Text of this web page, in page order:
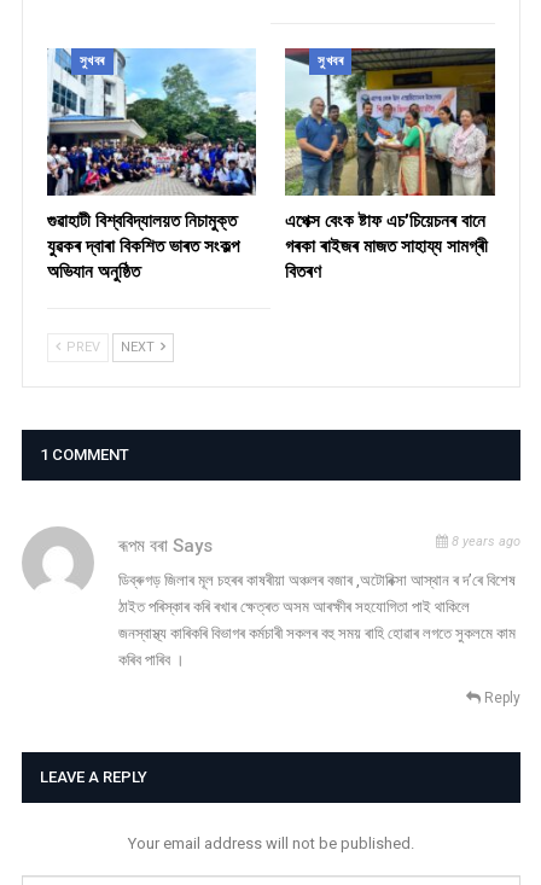
সুখবৰ
গুৱাহাটী বিশ্ববিদ্যালয়ত নিচামুক্ত
যুৱকৰ দ্বাৰা বিকশিত ভাৰত সংকল্প
অভিযান অনুষ্ঠিত
সুখবৰ
​এপেক্স বেংক ষ্টাফ এচ’চিয়েচনৰ বানে
গৰকা ৰাইজৰ মাজত সাহায্য সামগ্ৰী
বিতৰণ ​
PREV NEXT
1 COMMENT
ৰূপম বৰা Says 8 years ago
ডিব্ৰুগড় জিলাৰ মূল চহৰৰ কাষৰীয়া অঞ্চলৰ বজাৰ ,অটোৰিক্সা আস্থান ৰ দ’ৰে বিশেষ
ঠাইত পৰিস্কাৰ কৰি ৰখাৰ ক্ষেত্ৰত অসম আৰক্ষীৰ সহযোগিতা পাই থাকিলে
জনস্বাস্থ্য কাৰিকৰি বিভাগৰ কৰ্মচাৰী সকলৰ বহু সময় ৰাহি হোৱাৰ লগতে সুকলমে কাম
কৰিব পাৰিব ।
Reply
LEAVE A REPLY
Your email address will not be published.